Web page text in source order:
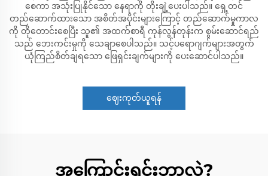
စေကာ အသုံးပြုနိုင်သော နေရာကို တိုးချဲ့ပေးပါသည်။ ရှေ့တင်
တည်ဆောက်ထားသော အစိတ်အပိုင်းများကြောင့် တည်ဆောက်မှုကာလ
ကို တိုတောင်းစေပြီး သူ၏ အထက်စာရီ ကုန်လွန်တုန်းက စွမ်းဆောင်ရည်
သည် ဘေးကင်းမှုကို သေချာစေပါသည်။ သင့်ပရောဂျက်များအတွက်
ယုံကြည်စိတ်ချရသော ဖြေရှင်းချက်များကို ပေးဆောင်ပါသည်။
ဈေးကုတ်ယူရန်
အကြောင်းရင်းဘာလဲ?